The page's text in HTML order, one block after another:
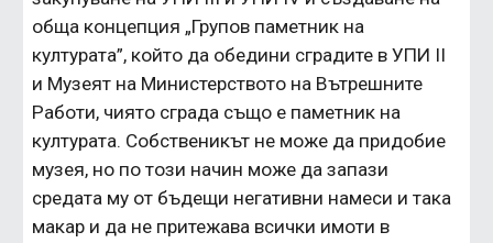
обща концепция „Групов паметник на
културата”, който да обедини сградите в УПИ II
и Музеят на Министерството на Вътрешните
Работи, чиято сграда също е паметник на
културата. Собственикът не може да придобие
музея, но по този начин може да запази
средата му от бъдещи негативни намеси и така
макар и да не притежава всички имоти в